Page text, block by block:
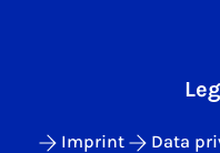
Imprint Data